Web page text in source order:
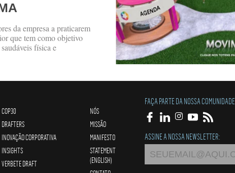
da empresa a praticarem
que tem como objetivo
física e
COP30
DRAFTERS
INOVAÇÃO CORPORATIVA
INSIGHTS
VERBETE DRAFT
NÓS
MISSÃO
MANIFESTO
STATEMENT
(ENGLISH)
FAÇA PARTE DA NOSSA COMUNIDADE
ASSINE A NOSSA NEWSLETTER: